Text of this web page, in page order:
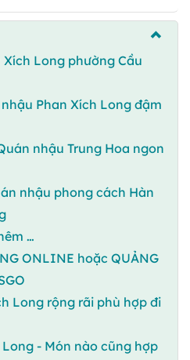
Xích Long phường Cầu
nhậu Phan Xích Long đậm
nhậu Trung Hoa ngon
nhậu phong cách Hàn
…
ONLINE hoặc QUẢNG
Long rộng rãi phù hợp đi
- Món nào cũng hợp